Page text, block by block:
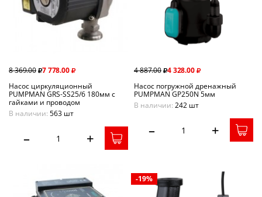
8 369.00 7 778.00
Насос циркуляционный
PUMPMAN GRS-SS25/6 180мм с
гайками и проводом
В наличии: 563 шт
– +
4 887.00 4 328.00
Насос погружной дренажный
PUMPMAN GP250N 5мм
В наличии: 242 шт
– +
-19%